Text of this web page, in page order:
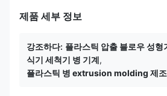
제품 세부 정보
강조하다: 플라스틱 압출 블로우 성형
식기 세척기 병 기계,
플라스틱 병 extrusion molding 제조